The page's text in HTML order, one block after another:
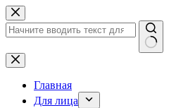
Перейти
к
сути
Ничего
не
найденоГлавная
Для лица